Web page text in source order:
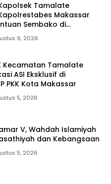
Tamalate
Makassar
Sembako di
6, 2026
Kecamatan Tamalate
ASI Eksklusif di
PKK Kota Makassar
5, 2026
V, Wahdah Islamiyah
dan Kebangsaan
5, 2026